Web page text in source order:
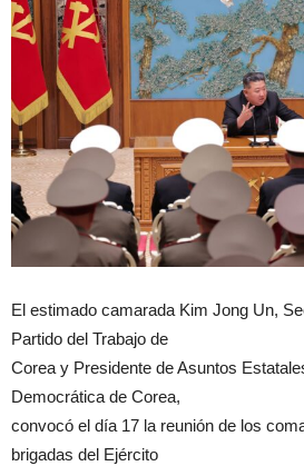
El estimado camarada Kim Jong Un,
Partido del Trabajo de
Corea y Presidente de Asuntos
Democrática de Corea,
convocó el día 17 la reunión de los
brigadas del Ejército